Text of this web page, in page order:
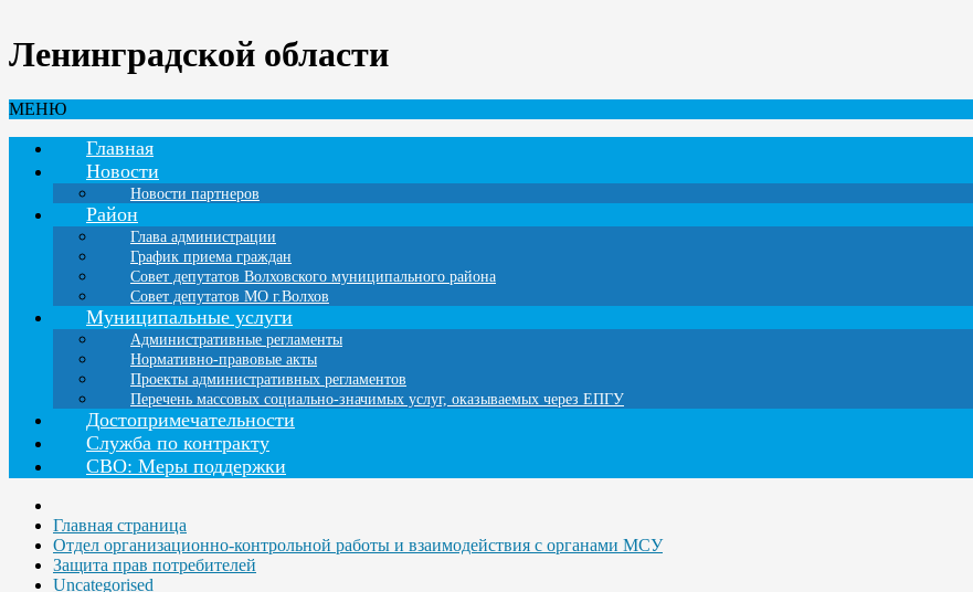
Ленинградской области
МЕНЮ
Главная
Новости
Новости партнеров
Район
Глава администрации
График приема граждан
Совет депутатов Волховского муниципального района
Совет депутатов МО г.Волхов
Муниципальные услуги
Административные регламенты
Нормативно-правовые акты
Проекты административных регламентов
Перечень массовых социально-значимых услуг, оказываемых через ЕПГУ
Достопримечательности
Служба по контракту
СВО: Меры поддержки
Главная страница
Отдел организационно-контрольной работы и взаимодействия с органами МСУ
Защита прав потребителей
Uncategorised